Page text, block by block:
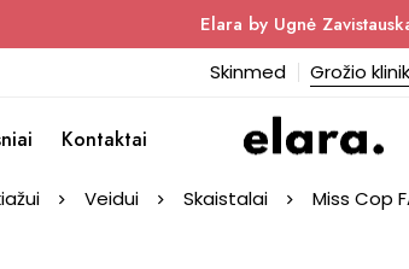
Elara by Ugnė
Skinmed Grožio
Kontaktai
Veidui Skaistalai Miss Cop